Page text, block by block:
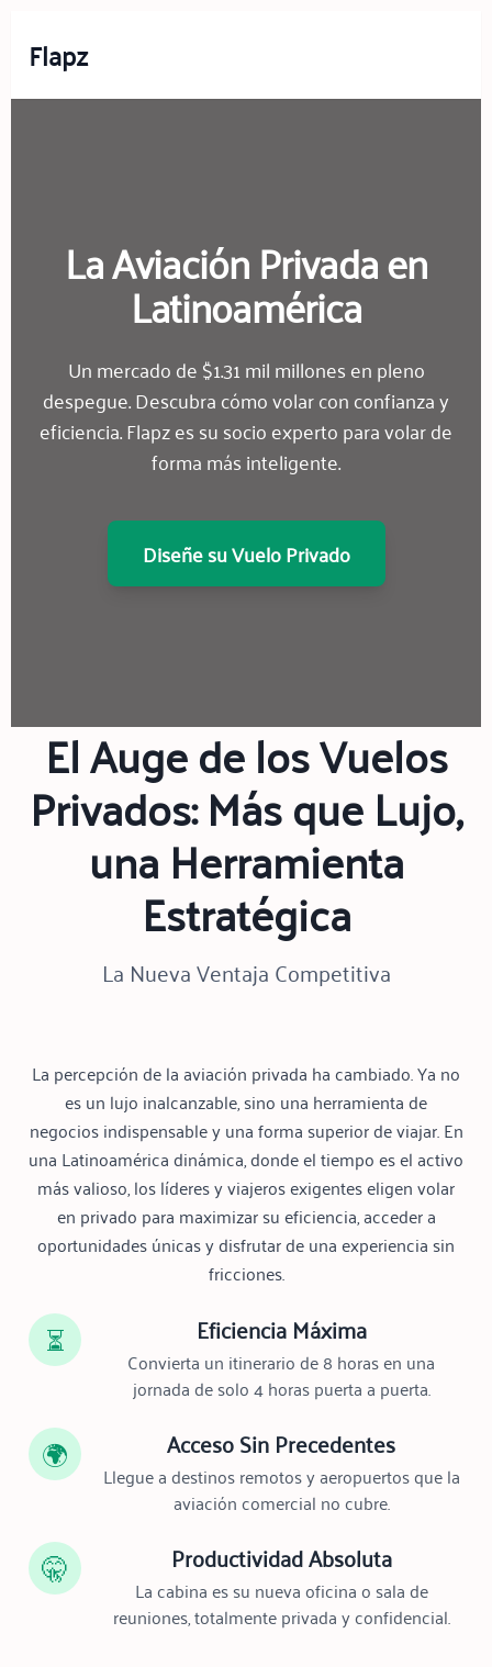
Flapz
La Aviación Privada en
Latinoamérica
Un mercado de $1.31 mil millones en pleno
despegue. Descubra cómo volar con confianza y
eficiencia. Flapz es su socio experto para volar de
forma más inteligente.
Diseñe su Vuelo Privado
El Auge de los Vuelos
Privados: Más que Lujo,
una Herramienta
Estratégica
La Nueva Ventaja Competitiva
La percepción de la aviación privada ha cambiado. Ya no
es un lujo inalcanzable, sino una herramienta de
negocios indispensable y una forma superior de viajar. En
una Latinoamérica dinámica, donde el tiempo es el activo
más valioso, los líderes y viajeros exigentes eligen volar
en privado para maximizar su eficiencia, acceder a
oportunidades únicas y disfrutar de una experiencia sin
fricciones.
⏳ Eficiencia Máxima
Convierta un itinerario de 8 horas en una
jornada de solo 4 horas puerta a puerta.
🌍 Acceso Sin Precedentes
Llegue a destinos remotos y aeropuertos que la
aviación comercial no cubre.
🤫 Productividad Absoluta
La cabina es su nueva oficina o sala de
reuniones, totalmente privada y confidencial.